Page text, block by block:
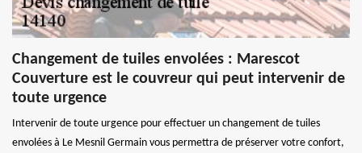
Changement de tuiles envolées : Marescot
Couverture est le couvreur qui peut intervenir de
toute urgence
Intervenir de toute urgence pour effectuer un changement de tuiles
envolées à Le Mesnil Germain vous permettra de préserver votre confort,